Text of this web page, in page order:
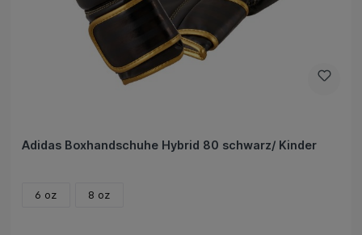
Adidas Boxhandschuhe Hybrid 80 schwarz/ Kinder
6 oz 8 oz